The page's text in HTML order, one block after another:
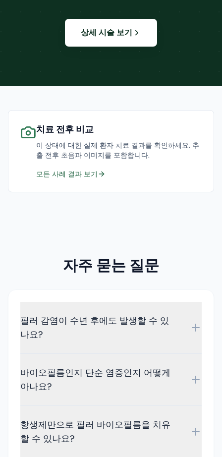
상세 시술 보기
치료 전후 비교
이 상태에 대한 실제 환자 치료 결과를 확인하세요. 추
출 전후 초음파 이미지를 포함합니다.
모든 사례 결과 보기
자주 묻는 질문
필러 감염이 수년 후에도 발생할 수 있
나요?
바이오필름인지 단순 염증인지 어떻게
아나요?
항생제만으로 필러 바이오필름을 치유
할 수 있나요?